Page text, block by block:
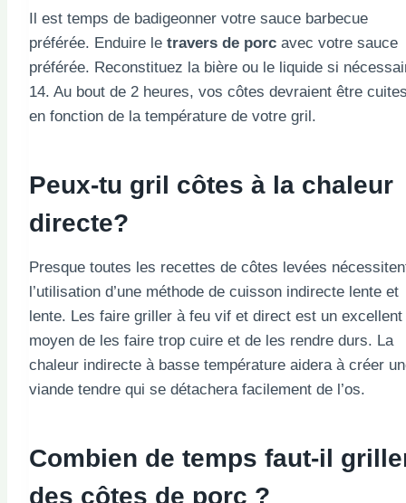
Il est temps de badigeonner votre sauce barbecue
préférée. Enduire le travers de porc avec votre sauce
préférée. Reconstituez la bière ou le liquide si
14. Au bout de 2 heures, vos côtes devraient être
en fonction de la température de votre gril.
Peux-tu gril côtes à la chaleur
directe?
Presque toutes les recettes de côtes levées
l’utilisation d’une méthode de cuisson indirecte lente et
lente. Les faire griller à feu vif et direct est un excellent
moyen de les faire trop cuire et de les rendre durs. La
chaleur indirecte à basse température aidera à créer
viande tendre qui se détachera facilement de l’os.
Combien de temps faut-il
des côtes de porc ?